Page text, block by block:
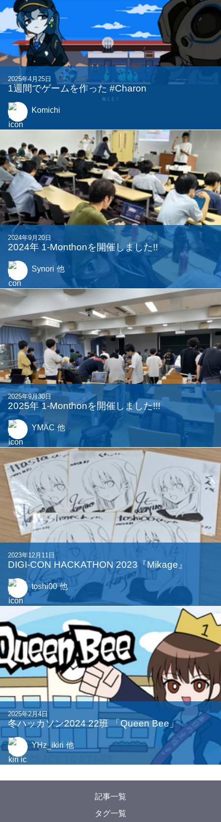
関連する記事
School Breakin' Tag -新感覚おにごっこ-
s9 他
2025年4月25日
1週間でゲームを作った #Charon
Komichi
2024年9月20日
2024年 1-Monthonを開催しました!!
Synori 他
2025年9月30日
2025年 1-Monthonを開催しました!!!
YMAC 他
DIGI-CON HACKATHON 2023『Mikage』